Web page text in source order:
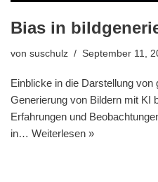
Bias in
von suschulz September 11,
Einblicke in die Darstellung von
Generierung von Bildern mit KI
Erfahrungen und
in… Weiterlesen »